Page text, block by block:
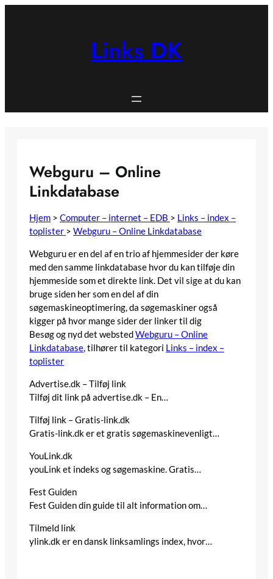
Links DK
Webguru – Online
Linkdatabase
Hjem > Computer – internet – EDB > Links – index –
toplister > Webguru – Online Linkdatabase
Webguru er en del af en trio af hjemmesider der køre
med den samme linkdatabase hvor du kan tilføje din
hjemmeside som et direkte link. Det vil sige at du kan
bruge siden her som en del af din
søgemaskineoptimering, da søgemaskiner også
kigger på hvor mange sider der linker til dig
Besøg og nyd det webstedWebguru – Online
Linkdatabase , tilhører til kategori Links – index –
toplister
Advertise.dk – Tilføj link
Tilføj dit link på advertise.dk – En…
Tilføj link – Gratis-link.dk
Gratis-link.dk er et gratis søgemaskinevenligt…
YouLink.dk
youLink et indeks og søgemaskine. Gratis…
Fest Guiden
Fest Guiden din guide til alt information om…
Tilmeld link
ylink.dk er en dansk linksamlings index, hvor…